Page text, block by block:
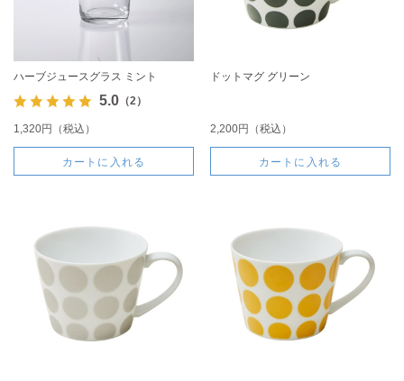
ハーブジュースグラス ミント
5.0（2）
1,320円（税込）
カートに入れる
ドットマグ グリーン
2,200円（税込）
カートに入れる